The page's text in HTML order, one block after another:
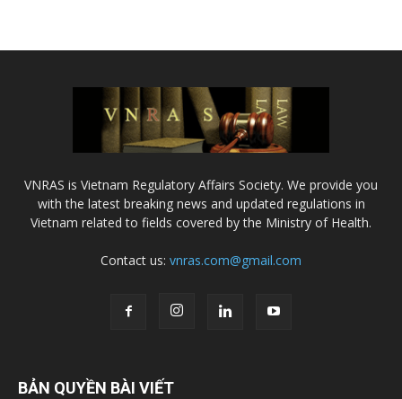
VNRAS is Vietnam Regulatory Affairs Society. We provide you
with the latest breaking news and updated regulations in
Vietnam related to fields covered by the Ministry of Health.
Contact us: vnras.com@gmail.com
BẢN QUYỀN BÀI VIẾT